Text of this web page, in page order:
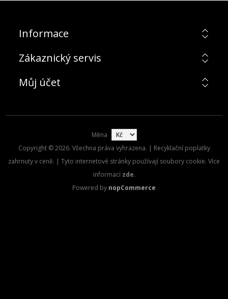
Informace
Zákaznický servis
Můj účet
Měna
Copyright © 2026. Všechna práva vyhrazena. | Recyklační poplatky
zahrnuty v ceně. | Tyto internetové stránky používají soubory cookie. Více
informací zde.
Powered by nopCommerce